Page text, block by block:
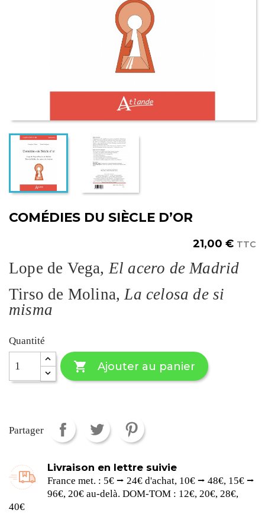
COMÉDIES DU SIÈCLE D’OR
21,00 € TTC
Lope de Vega,Elacero de Madrid
Tirso de Molina,Lacelosa de si
misma
Quantité
 Ajouter au panier
Partager
Livraison en lettre suivie
France met. : 5€ ⭢ 24€ d'achat, 10€ ⭢ 48€, 15€ ⭢
96€, 20€ au-delà. DOM-TOM : 12€, 20€, 28€,
40€